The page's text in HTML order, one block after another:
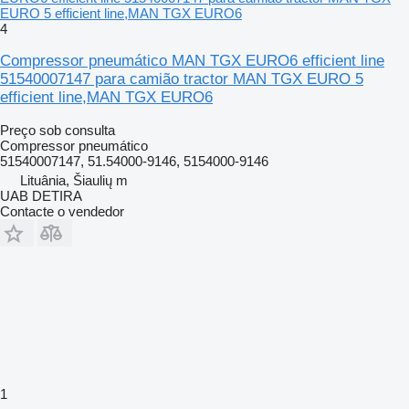
EURO 5 efficient line,MAN TGX EURO6
4
Compressor pneumático MAN TGX EURO6 efficient line
51540007147 para camião tractor MAN TGX EURO 5
efficient line,MAN TGX EURO6
Preço sob consulta
Compressor pneumático
51540007147, 51.54000-9146, 5154000-9146
Lituânia, Šiaulių m
UAB DETIRA
Contacte o vendedor
1